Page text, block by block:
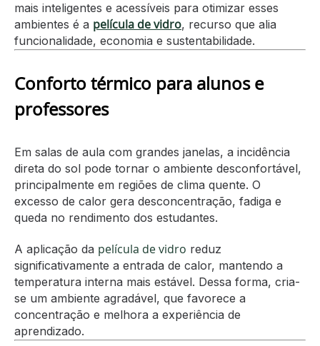
mais inteligentes e acessíveis para otimizar esses
ambientes é a película de vidro, recurso que alia
funcionalidade, economia e sustentabilidade.
Conforto térmico para alunos e
professores
Em salas de aula com grandes janelas, a incidência
direta do sol pode tornar o ambiente desconfortável,
principalmente em regiões de clima quente. O
excesso de calor gera desconcentração, fadiga e
queda no rendimento dos estudantes.
A aplicação da película de vidro reduz
significativamente a entrada de calor, mantendo a
temperatura interna mais estável. Dessa forma, cria-
se um ambiente agradável, que favorece a
concentração e melhora a experiência de
aprendizado.